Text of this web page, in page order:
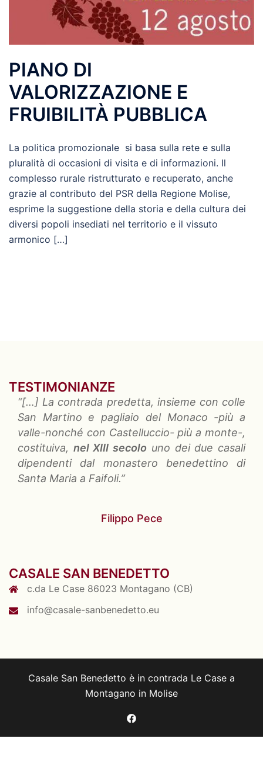
PIANO DI
VALORIZZAZIONE E
FRUIBILITÀ PUBBLICA
La politica promozionale si basa sulla rete e sulla
pluralità di occasioni di visita e di informazioni. Il
complesso rurale ristrutturato e recuperato, anche
grazie al contributo del PSR della Regione Molise,
esprime la suggestione della storia e della cultura dei
diversi popoli insediati nel territorio e il vissuto
armonico […]
TESTIMONIANZE
“[…] La contrada predetta, insieme con colle
San Martino e pagliaio del Monaco -più a
valle-nonché con Castelluccio- più a monte-,
costituiva, nel XIII secolo uno dei due casali
dipendenti dal monastero benedettino di
Santa Maria a Faifoli.”
Filippo Pece
CASALE SAN BENEDETTO
c.da Le Case 86023 Montagano (CB)
info@casale-sanbenedetto.eu
Casale San Benedetto è in contrada Le Case a
Montagano in Molise